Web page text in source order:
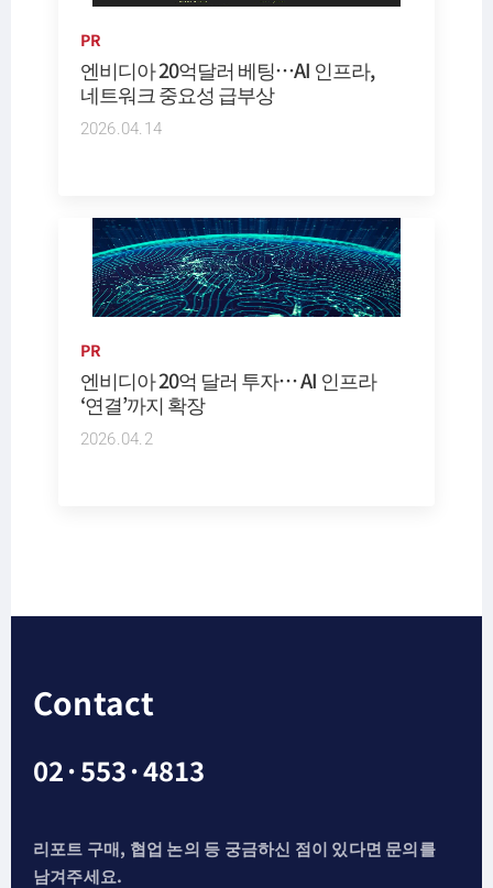
PR
엔비디아 20억달러 베팅…AI 인프라,
네트워크 중요성 급부상
2026.04.14
PR
엔비디아 20억 달러 투자… AI 인프라
‘연결’까지 확장
2026.04.2
Contact
02·553·4813
리포트 구매, 협업 논의 등 궁금하신 점이 있다면 문의를
남겨주세요.